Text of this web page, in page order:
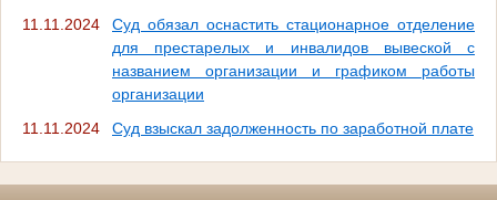
11.11.2024
Суд обязал оснастить стационарное отделение
для престарелых и инвалидов вывеской с
названием организации и графиком работы
организации
11.11.2024
Суд взыскал задолженность по заработной плате